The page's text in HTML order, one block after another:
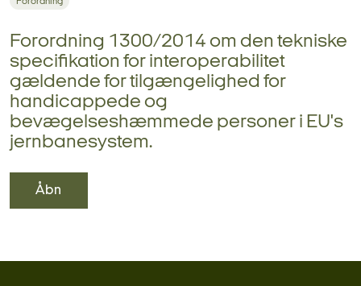
Forordning 1300/2014 om den tekniske
specifikation for interoperabilitet
gældende for tilgængelighed for
handicappede og
bevægelseshæmmede personer i EU's
jernbanesystem.
Åbn